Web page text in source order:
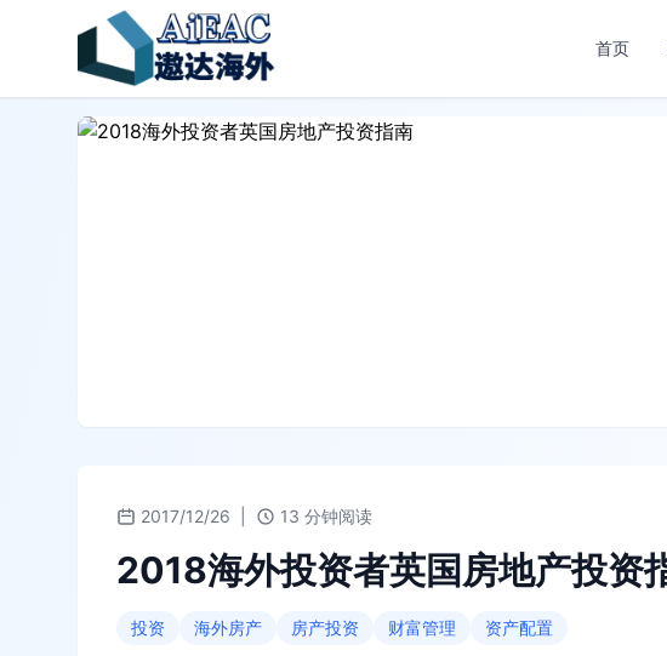
首页
2017/12/26 13 分钟阅读
2018海外投资者英国房地产投资
投资 海外房产 房产投资 财富管理 资产配置